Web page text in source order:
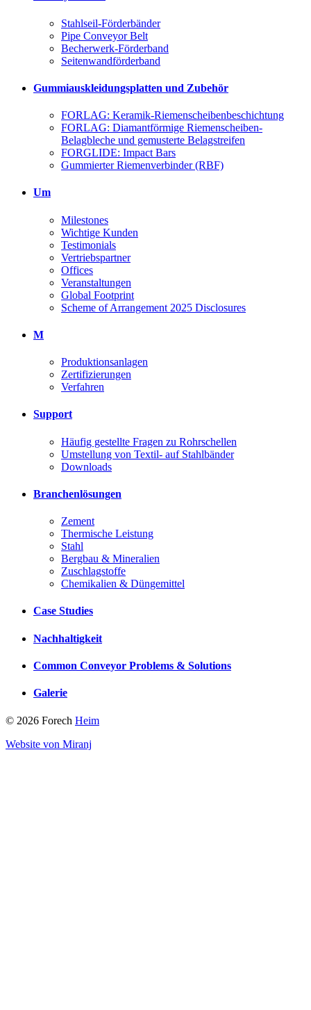
Stahlseil-Förderbänder
Pipe Conveyor Belt
Becherwerk-Förderband
Seitenwandförderband
Gummiauskleidungsplatten und Zubehör
FORLAG: Keramik-Riemenscheibenbeschichtung
FORLAG: Diamantförmige Riemenscheiben-
Belagbleche und gemusterte Belagstreifen
FORGLIDE: Impact Bars
Gummierter Riemenverbinder (RBF)
Um
Milestones
Wichtige Kunden
Testimonials
Vertriebspartner
Offices
Veranstaltungen
Global Footprint
Scheme of Arrangement 2025 Disclosures
M
Produktionsanlagen
Zertifizierungen
Verfahren
Support
Häufig gestellte Fragen zu Rohrschellen
Umstellung von Textil- auf Stahlbänder
Downloads
Branchenlösungen
Zement
Thermische Leistung
Stahl
Bergbau & Mineralien
Zuschlagstoffe
Chemikalien & Düngemittel
Case Studies
Nachhaltigkeit
Common Conveyor Problems & Solutions
Galerie
© 2026 Forech Heim
Website von Miranj